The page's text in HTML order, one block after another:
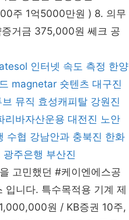
주 1억5000만원 ) 8. 의무
거금 375,000원 쎄크 공
atesol 인터넷 속도 측정 한양
magnetar 숏텐츠 대구진
브 뮤직 효성캐피탈 강원진
리바자산운용 대전진 노안
수협 강남안과 충북진 한화
광주은행 부산진
고민했던 #케이엔에스공
니다. 특수목적용 기계 제
원 / KB증권 10주,